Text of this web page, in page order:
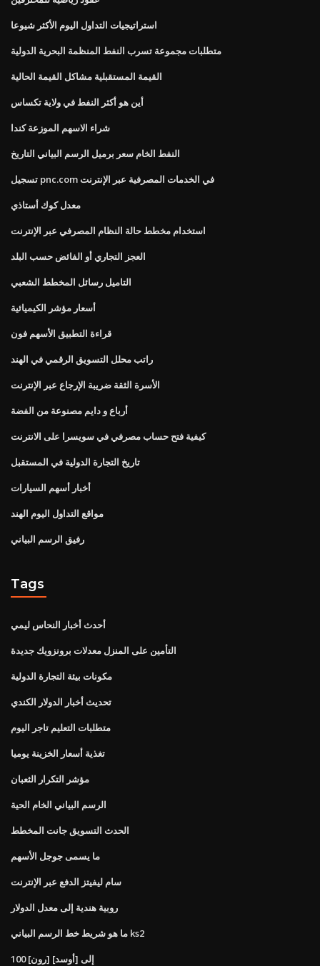
استراتيجيات التداول اليوم الأكثر شيوعا
متطلبات مجموعة تسرب النفط المنظمة البحرية الدولية
القيمة المستقبلية مشاكل القيمة الحالية
أين هو أكثر النفط في ولاية تكساس
شراء الاسهم الموزعة كندا
النفط الخام سعر برميل الرسم البياني التاريخ
تسجيل pnc.com في الخدمات المصرفية عبر الإنترنت
معدل كوك أستاذي
استخدام مخطط حالة النظام المصرفي عبر الإنترنت
العجز التجاري أو الفائض حسب البلد
التاميل رسائل المخطط الشعبي
أسعار مؤشر الكيميائية
قراءة التطبيق الأسهم فون
راتب محلل التسويق الرقمي في الهند
الأسرة الثقة ضريبة الإرجاع عبر الإنترنت
أرباع و دايم مصنوعة من الفضة
كيفية فتح حساب مصرفي في سويسرا على الانترنت
تاريخ التجارة الدولية في المستقبل
أخبار أسهم السيارات
مواقع التداول اليوم الهند
رفيق الرسم البياني
Tags
أحدث أخبار النحاس ليمي
التأمين على المنزل معدلات برونزويك جديدة
مكونات بيئة التجارة الدولية
تحديث أخبار الدولار الكندي
متطلبات التعليم تاجر اليوم
تغذية أسعار الخزينة يوميا
مؤشر التكرار الثعبان
الرسم البياني الخام الحية
الحدث التسويق جانت المخطط
ما يسمى جوجل الأسهم
سام ليفيتز الدفع عبر الإنترنت
روبية هندية إلى معدل الدولار
ما هو شريط خط الرسم البياني ks2
100 [رون] إلى [أوسد]